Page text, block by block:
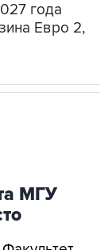
года
Евро 2,
МГУ